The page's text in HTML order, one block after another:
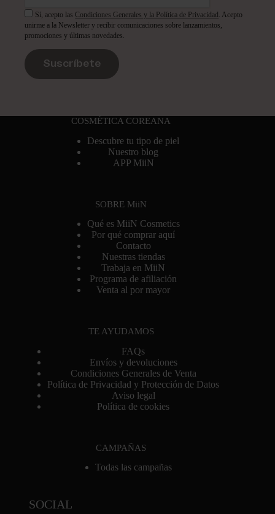
Sí, acepto lasCondiciones Generales y la Política de Privacidad . Acepto
unirme a la Newsletter y recibir comunicaciones sobre lanzamientos,
promociones y últimas novedades.
Suscríbete
COSMÉTICA COREANA
Descubre tu tipo de piel
Nuestro blog
APP MiiN
SOBRE MiiN
Qué es MiiN Cosmetics
Por qué comprar aquí
Contacto
Nuestras tiendas
Trabaja en MiiN
Programa de afiliación
Venta al por mayor
TE AYUDAMOS
FAQs
Envíos y devoluciones
Condiciones Generales de Venta
Política de Privacidad y Protección de Datos
Aviso legal
Política de cookies
CAMPAÑAS
Todas las campañas
SOCIAL